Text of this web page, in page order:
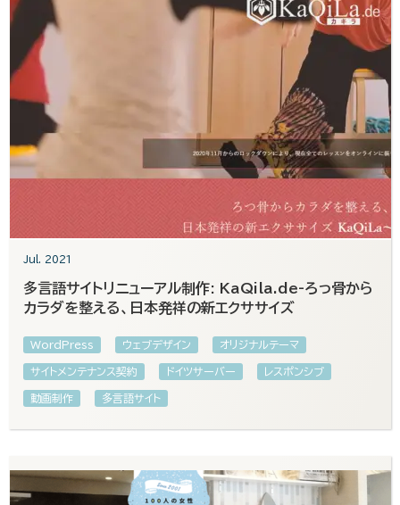
Jul. 2021
多言語サイトリニューアル制作: KaQila.de-ろっ骨から
カラダを整える、日本発祥の新エクササイズ
WordPress ウェブデザイン オリジナルテーマ
サイトメンテナンス契約 ドイツサーバー レスポンシブ
動画制作 多言語サイト